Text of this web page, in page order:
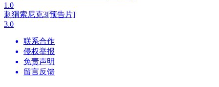
1.0
刺猬索尼克3[预告片]
3.0
联系合作
侵权举报
免责声明
留言反馈